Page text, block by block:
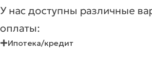
У нас доступны различные
оплаты:
Ипотека/кредит